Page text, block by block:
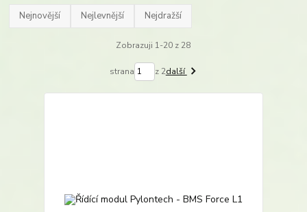
Nejnovější Nejlevnější Nejdražší
Zobrazuji 1-20 z 28
strana z 2další